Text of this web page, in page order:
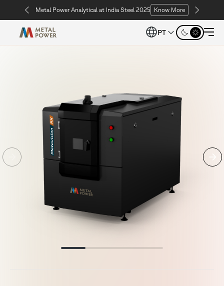
Metal Power Analytical at India Steel 2025 Know More
PT